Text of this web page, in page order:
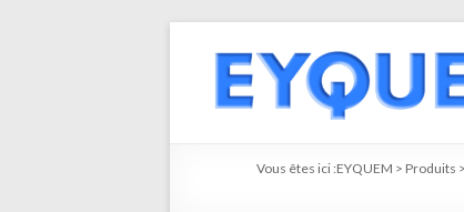
Vous êtes ici :EYQUEM > Produits >